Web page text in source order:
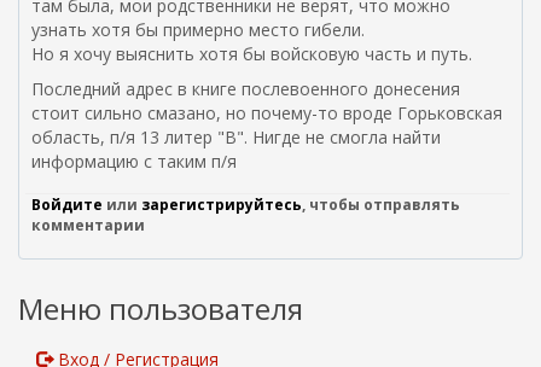
там была, мои родственники не верят, что можно
узнать хотя бы примерно место гибели.
Но я хочу выяснить хотя бы войсковую часть и путь.
Последний адрес в книге послевоенного донесения
стоит сильно смазано, но почему-то вроде Горьковская
область, п/я 13 литер "В". Нигде не смогла найти
информацию с таким п/я
Войдите или зарегистрируйтесь, чтобы отправлять
комментарии
Меню пользователя
Вход / Регистрация